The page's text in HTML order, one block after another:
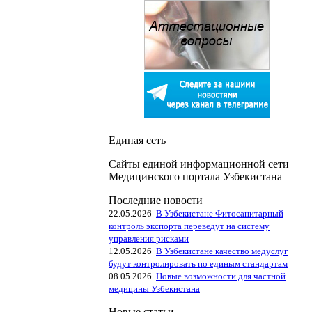
Единая сеть
Сайты единой информационной сети
Медицинского портала Узбекистана
Последние новости
22.05.2026 В Узбекистане Фитосанитарный
контроль экспорта переведут на систему
управления рисками
12.05.2026 В Узбекистане качество медуслуг
будут контролировать по единым стандартам
08.05.2026 Новые возможности для частной
медицины Узбекистана